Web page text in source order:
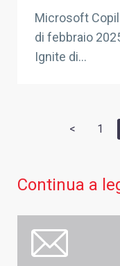
Microsoft
di febbraio
Ignite di...
< 1
Continua a